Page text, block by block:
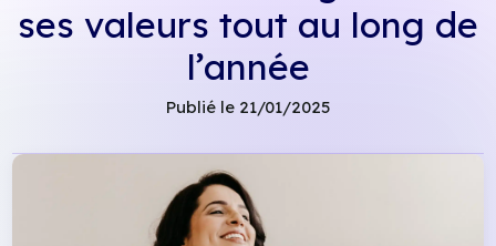
ses valeurs tout au long de
l’année
Publié le 21/01/2025